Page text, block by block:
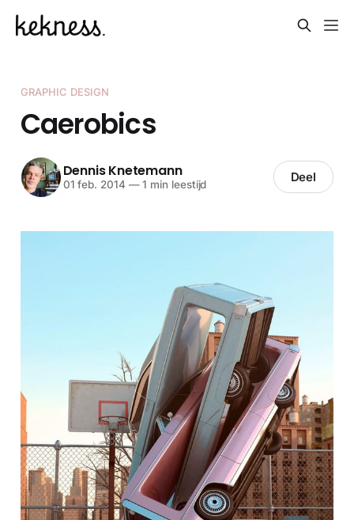
GRAPHIC DESIGN
Caerobics
Dennis Knetemann
01 feb. 2014 —1 min leestijd Deel